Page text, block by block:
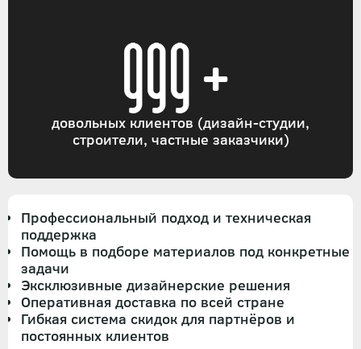
999+
довольных клиентов (дизайн-студии,
строители, частные заказчики)
Профессиональный подход и техническая
поддержка
Помощь в подборе материалов под конкретные
задачи
Эксклюзивные дизайнерские решения
Оперативная доставка по всей стране
Гибкая система скидок для партнёров и
постоянных клиентов